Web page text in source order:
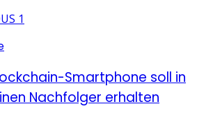
Smartphone soll in
Nachfolger erhalten